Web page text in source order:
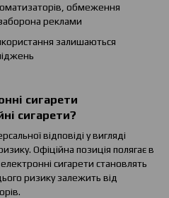
обмеження
реклами
залишаються
сигарети
сигарети?
відповіді у вигляді
Офіційна позиція полягає в
сигарети становлять
ризику залежить від